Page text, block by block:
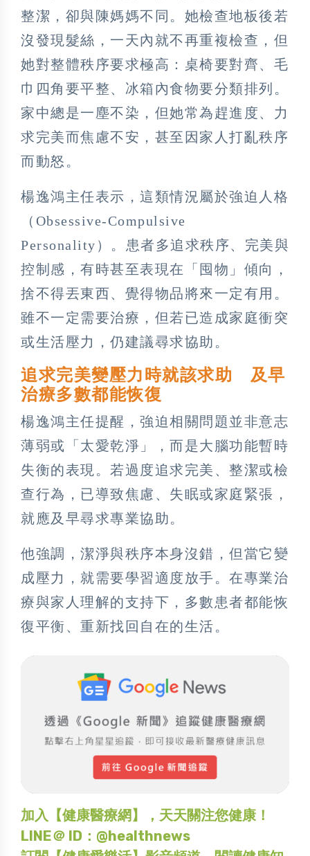
整潔，卻與陳媽媽不同。她檢查地板後若
沒發現髮絲，一天內就不再重複檢查，但
她對整體秩序要求極高：桌椅要對齊、毛
巾四角要平整、冰箱內食物要分類排列。
家中總是一塵不染，但她常為趕進度、力
求完美而焦慮不安，甚至因家人打亂秩序
而動怒。
楊逸鴻主任表示，這類情況屬於強迫人格
（Obsessive-Compulsive
Personality）。患者多追求秩序、完美與
控制感，有時甚至表現在「囤物」傾向，
捨不得丟東西、覺得物品將來一定有用。
雖不一定需要治療，但若已造成家庭衝突
或生活壓力，仍建議尋求協助。
追求完美變壓力時就該求助 及早
治療多數都能恢復
楊逸鴻主任提醒，強迫相關問題並非意志
薄弱或「太愛乾淨」，而是大腦功能暫時
失衡的表現。若過度追求完美、整潔或檢
查行為，已導致焦慮、失眠或家庭緊張，
就應及早尋求專業協助。
他強調，潔淨與秩序本身沒錯，但當它變
成壓力，就需要學習適度放手。在專業治
療與家人理解的支持下，多數患者都能恢
復平衡、重新找回自在的生活。
加入【健康醫療網】，天天關注您健康！
LINE＠ ID：@healthnews